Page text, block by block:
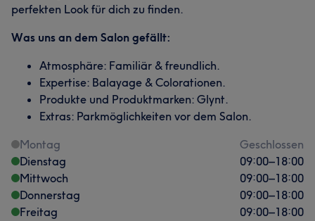
perfekten Look für dich zu finden.
Was uns an dem Salon gefällt:
Atmosphäre: Familiär & freundlich.
Expertise: Balayage & Colorationen.
Produkte und Produktmarken: Glynt.
Extras: Parkmöglichkeiten vor dem Salon.
Montag
Geschlossen
Dienstag
09:00–18:00
Mittwoch
09:00–18:00
Donnerstag
09:00–18:00
Freitag
09:00–18:00